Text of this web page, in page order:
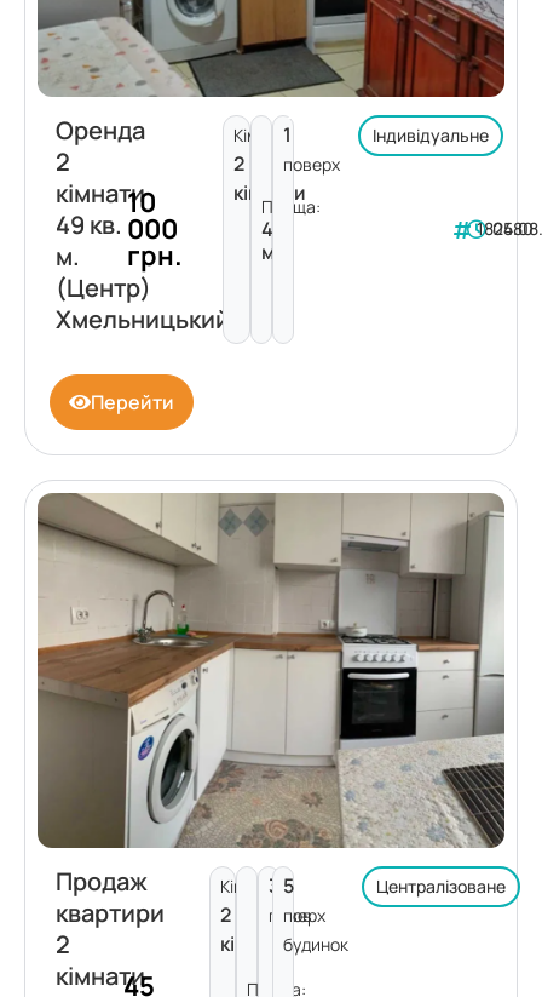
Оренда
2
кімнати
49 кв.
м.
(Центр)
Хмельницький
10
000
грн.
Кімнат:
2
кімнати
Площа:
49
м²
1
поверх
Індивідуальне
182480
Перейти
Продаж
квартири
2
кімнати
45
Кімнат:
2
кімнати
Площа:
3
поверх
5
пов.
будинок
Централізоване